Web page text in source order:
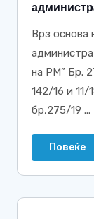
Врз основа
на РМ” Бр.
142/16 и
бр,275/19 ...
Повеќе